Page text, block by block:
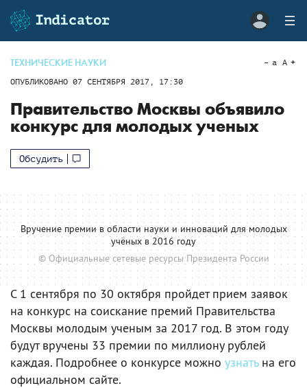
ТЕХНИЧЕСКИЕ НАУКИ
ОПУБЛИКОВАНО 07 СЕНТЯБРЯ 2017, 17:30
a A
Правительство Москвы объявило
конкурс для молодых ученых
Обсудить
Вручение премии в области науки и инноваций для молодых
учёных в 2016 году
© Официальные сетевые ресурсы Президента России
С 1 сентября по 30 октября пройдет прием заявок
на конкурс на соискание премий Правительства
Москвы молодым ученым за 2017 год. В этом году
будут вручены 33 премии по миллиону рублей
каждая. Подробнее о конкурсе можно узнатьна его
официальном сайте.